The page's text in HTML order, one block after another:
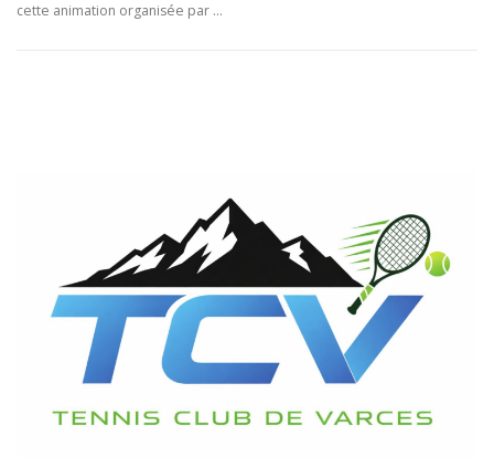
cette animation organisée par …